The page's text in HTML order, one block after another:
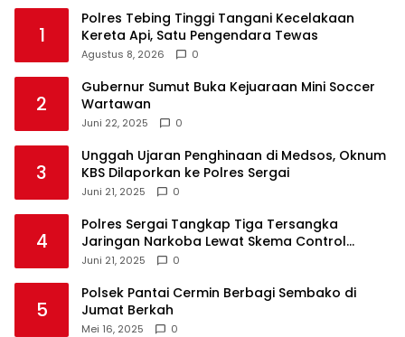
1
Polres Tebing Tinggi Tangani Kecelakaan
Kereta Api, Satu Pengendara Tewas
Agustus 8, 2026 0
2
Gubernur Sumut Buka Kejuaraan Mini Soccer
Wartawan
Juni 22, 2025 0
3
Unggah Ujaran Penghinaan di Medsos, Oknum
KBS Dilaporkan ke Polres Sergai
Juni 21, 2025 0
4
Polres Sergai Tangkap Tiga Tersangka
Jaringan Narkoba Lewat Skema Control
Delivery
Juni 21, 2025 0
5
Polsek Pantai Cermin Berbagi Sembako di
Jumat Berkah
Mei 16, 2025 0